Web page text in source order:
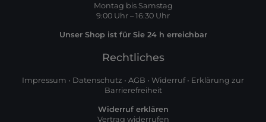
Montag bis Samstag
9:00 Uhr – 16:30 Uhr
Unser Shop ist für Sie 24 h erreichbar
Rechtliches
Impressum • Datenschutz • AGB • Widerruf• Erklärung zur
Barrierefreiheit
Widerruf erklären
Vertrag widerrufen